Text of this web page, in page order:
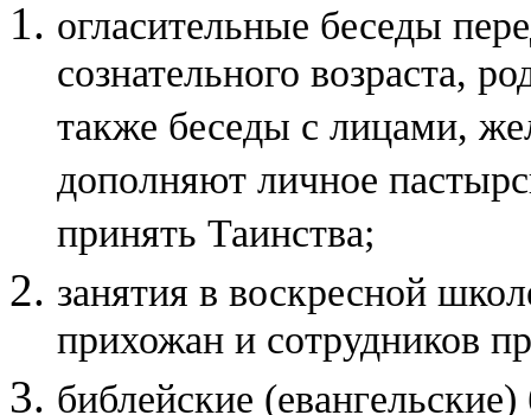
огласительные беседы
сознательного возраста,
также беседы с лицами,
дополняют личное
принять Таинства;
занятия в воскресной
прихожан и сотрудников
библейские